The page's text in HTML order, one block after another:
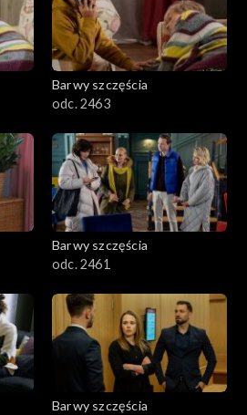
Barwy szczęścia
odc. 2463
Barwy szczęścia
odc. 2461
Barwy szczęścia